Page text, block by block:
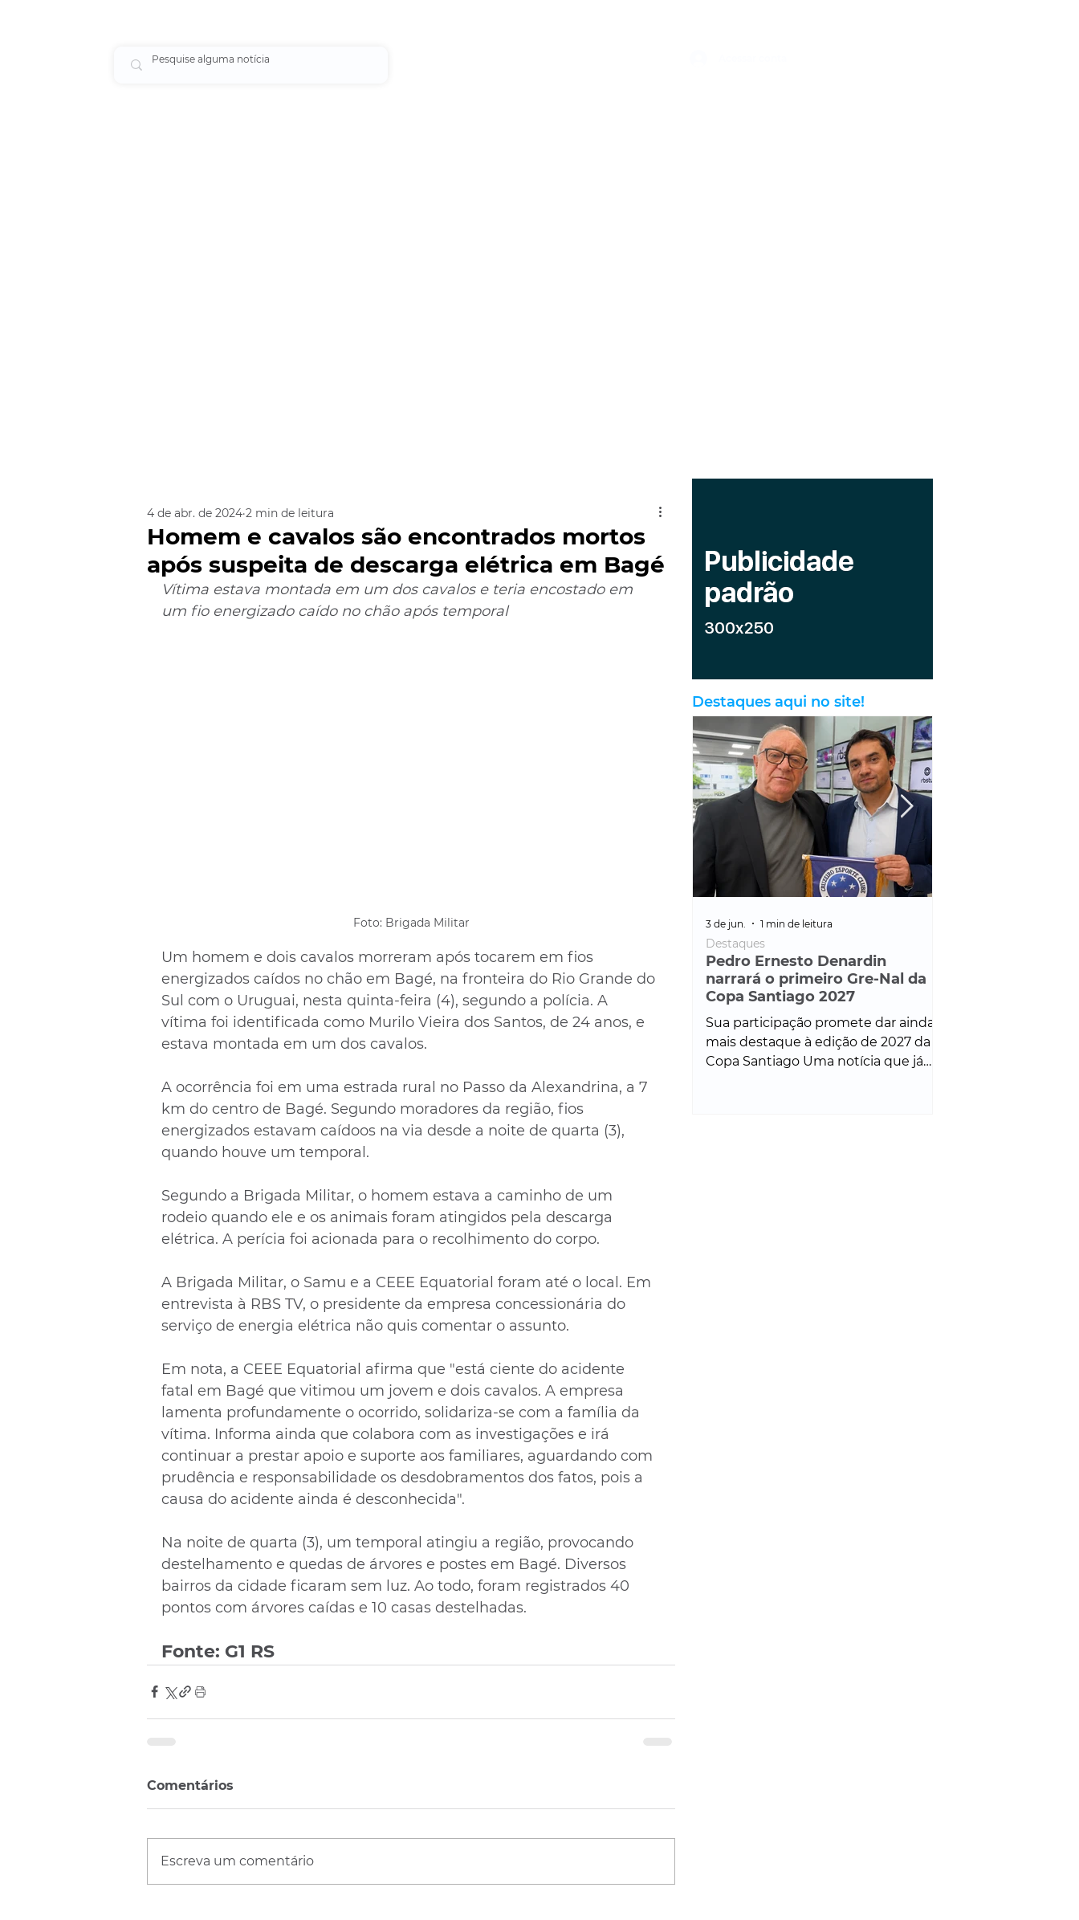
Homem e cavalos são encontrados mortos
após suspeita de descarga elétrica em Bagé
4 de abr. de 2024 2 min de leitura
Vítima estava montada em um dos cavalos e teria encostado em
um fio energizado caído no chão após temporal
Foto: Brigada Militar
Um homem e dois cavalos morreram após tocarem em fios
energizados caídos no chão em Bagé, na fronteira do Rio Grande do
Sul com o Uruguai, nesta quinta-feira (4), segundo a polícia. A
vítima foi identificada como Murilo Vieira dos Santos, de 24 anos, e
estava montada em um dos cavalos.
A ocorrência foi em uma estrada rural no Passo da Alexandrina, a 7
km do centro de Bagé. Segundo moradores da região, fios
energizados estavam caídoos na via desde a noite de quarta (3),
quando houve um temporal.
Segundo a Brigada Militar, o homem estava a caminho de um
rodeio quando ele e os animais foram atingidos pela descarga
elétrica. A perícia foi acionada para o recolhimento do corpo.
A Brigada Militar, o Samu e a CEEE Equatorial foram até o local. Em
entrevista à RBS TV, o presidente da empresa concessionária do
serviço de energia elétrica não quis comentar o assunto.
Em nota, a CEEE Equatorial afirma que "está ciente do acidente
fatal em Bagé que vitimou um jovem e dois cavalos. A empresa
lamenta profundamente o ocorrido, solidariza-se com a família da
vítima. Informa ainda que colabora com as investigações e irá
continuar a prestar apoio e suporte aos familiares, aguardando com
prudência e responsabilidade os desdobramentos dos fatos, pois a
causa do acidente ainda é desconhecida".
Na noite de quarta (3), um temporal atingiu a região, provocando
destelhamento e quedas de árvores e postes em Bagé. Diversos
bairros da cidade ficaram sem luz. Ao todo, foram registrados 40
pontos com árvores caídas e 10 casas destelhadas.
Fonte: G1 RS
Comentários
Escreva um comentário
Destaques aqui no site!
Pedro Ernesto Denardin
narrará o primeiro Gre-Nal da
Copa Santiago 2027
Sua participação promete dar ainda
mais destaque à edição de 2027 da
Copa Santiago Uma notícia que já
Destaques
3 de jun. 1 min de leitura